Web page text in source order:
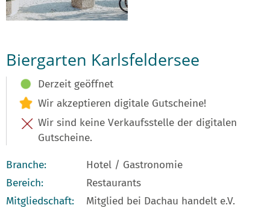
Biergarten Karlsfeldersee
Derzeit geöffnet
Wir akzeptieren digitale Gutscheine!
Wir sind keine Verkaufsstelle der digitalen
Gutscheine.
Branche:
Hotel / Gastronomie
Bereich:
Restaurants
Mitgliedschaft:
Mitglied bei Dachau handelt e.V.